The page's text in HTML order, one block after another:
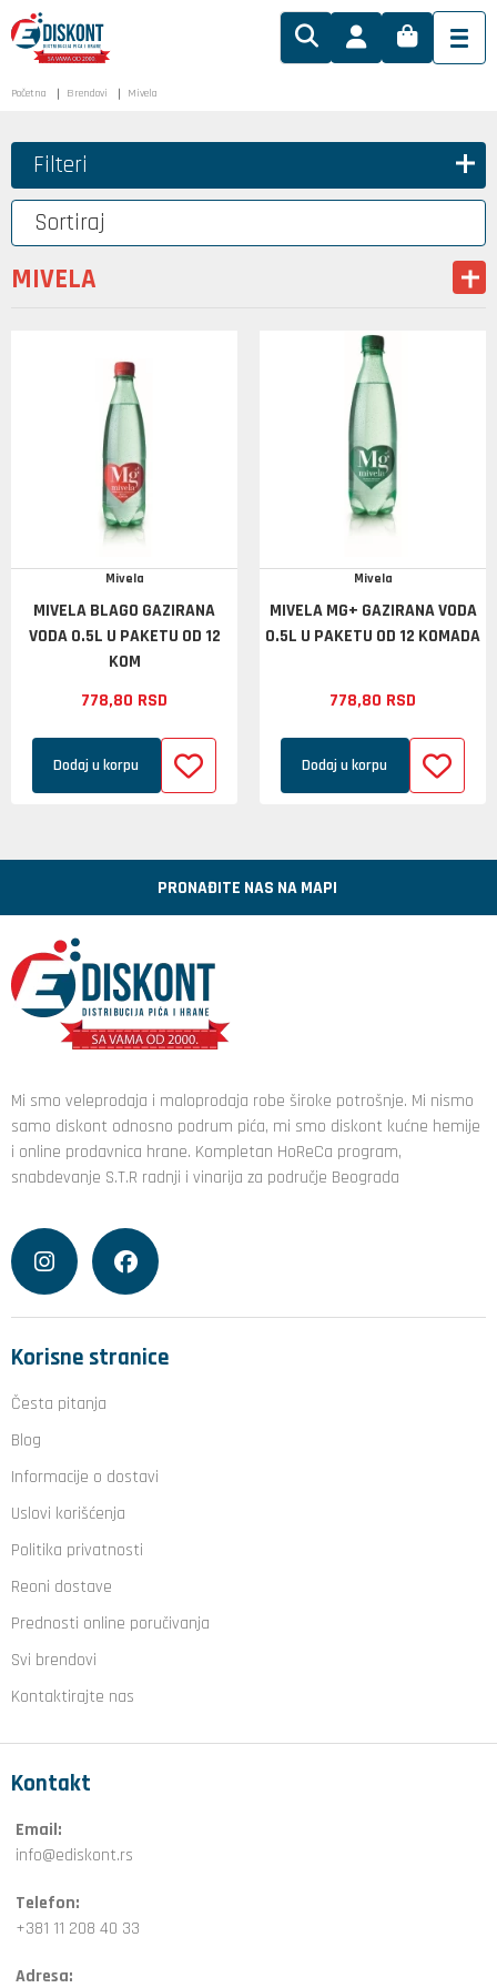
Početna Brendovi Mivela
Filteri
Sortiraj
MIVELA
Mivela
MIVELA BLAGO GAZIRANA
VODA 0.5L U PAKETU OD 12
KOM
778,80 RSD
Dodaj u korpu
Mivela
MIVELA MG+ GAZIRANA VODA
0.5L U PAKETU OD 12 KOMADA
778,80 RSD
Dodaj u korpu
PRONAĐITE NAS NA MAPI
Mi smo veleprodaja i maloprodaja robe široke potrošnje. Mi nismo
samo diskont odnosno podrum pića, mi smo diskont kućne hemije
i online prodavnica hrane. Kompletan HoReCa program,
snabdevanje S.T.R radnji i vinarija za područje Beograda
Korisne stranice
Česta pitanja
Blog
Informacije o dostavi
Uslovi korišćenja
Politika privatnosti
Reoni dostave
Prednosti online poručivanja
Svi brendovi
Kontaktirajte nas
Kontakt
Email:
info@ediskont.rs
Telefon:
+381 11 208 40 33
Adresa: